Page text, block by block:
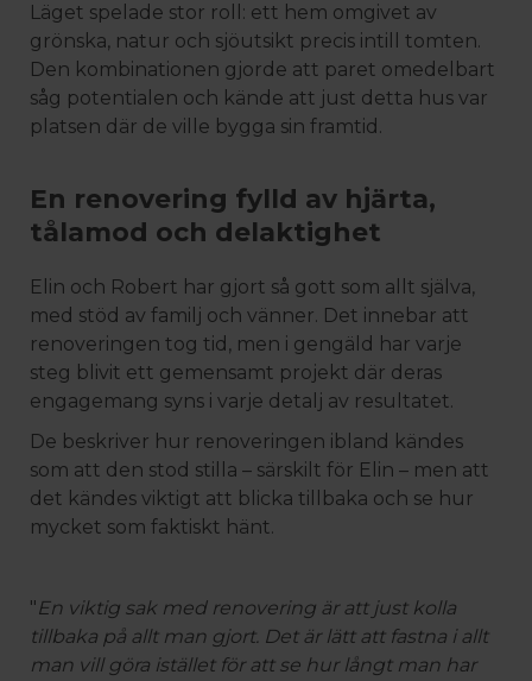
Läget spelade stor roll: ett hem omgivet av
grönska, natur och sjöutsikt precis intill tomten.
Den kombinationen gjorde att paret omedelbart
såg potentialen och kände att just detta hus var
platsen där de ville bygga sin framtid.
En renovering fylld av hjärta,
tålamod och delaktighet
Elin och Robert har gjort så gott som allt själva,
med stöd av familj och vänner. Det innebar att
renoveringen tog tid, men i gengäld har varje
steg blivit ett gemensamt projekt där deras
engagemang syns i varje detalj av resultatet.
De beskriver hur renoveringen ibland kändes
som att den stod stilla – särskilt för Elin – men att
det kändes viktigt att blicka tillbaka och se hur
mycket som faktiskt hänt.
"En viktig sak med renovering är att just kolla
tillbaka på allt man gjort. Det är lätt att fastna i allt
man vill göra istället för att se hur långt man har